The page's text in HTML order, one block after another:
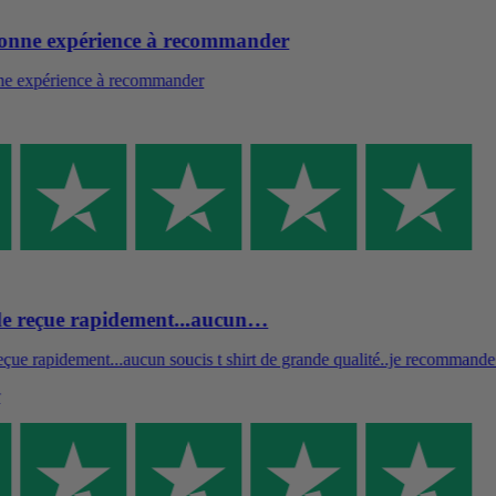
expérience à recommander
expérience à recommander
reçue rapidement...aucun…
rapidement...aucun soucis t shirt de grande qualité..je recommande